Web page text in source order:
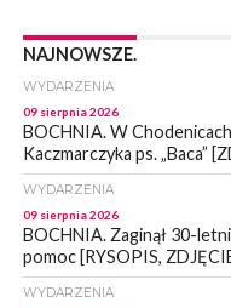
NAJNOWSZE.
WYDARZENIA
09 sierpnia 2026
BOCHNIA. W
Kaczmarczyka ps. „Baca”
WYDARZENIA
09 sierpnia 2026
BOCHNIA. Zaginął 30-
pomoc [RYSOPIS,
WYDARZENIA